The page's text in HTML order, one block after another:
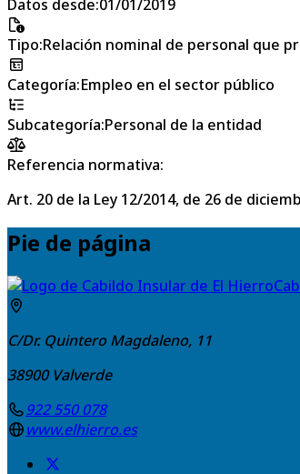
Datos desde:01/01/2019
Tipo:Relación nominal de personal que
Categoría:Empleo en el sector público
Subcategoría:Personal de la entidad
Referencia normativa:
Art. 20 de la Ley 12/2014, de 26 de
Pie de página
C/Dr. Quintero Magdaleno, 11
38900 Valverde
922 550 078
www.elhierro.es